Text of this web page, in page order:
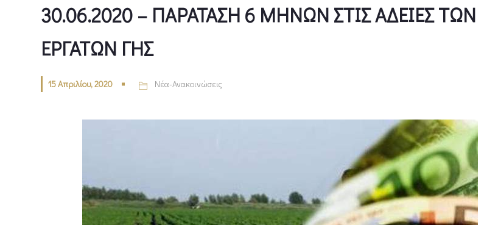
30.06.2020 – ΠΑΡΑΤΑΣΗ 6 ΜΗΝΩΝ ΣΤΙΣ ΑΔΕΙΕΣ ΤΩΝ
ΕΡΓΑΤΩΝ ΓΗΣ
15 Απριλίου, 2020 Νέα-Ανακοινώσεις